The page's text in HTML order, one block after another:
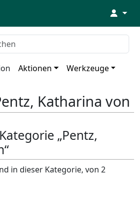
↓
Aktionen Werkzeuge
Katharina von
„Pentz,
in dieser Kategorie, von 2